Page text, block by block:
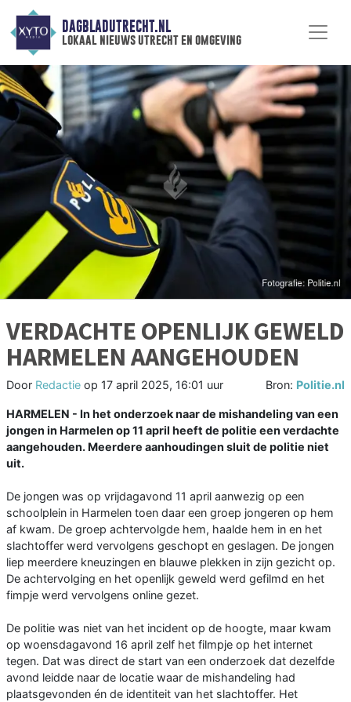
DAGBLADUTRECHT.NL
lokaal nieuws utrecht en omgeving
VERDACHTE OPENLIJK GEWELD
HARMELEN AANGEHOUDEN
Door Redactie op 17 april 2025, 16:01 uur Bron: Politie.nl
HARMELEN - In het onderzoek naar de mishandeling van een
jongen in Harmelen op 11 april heeft de politie een verdachte
aangehouden. Meerdere aanhoudingen sluit de politie niet
uit.
De jongen was op vrijdagavond 11 april aanwezig op een
schoolplein in Harmelen toen daar een groep jongeren op hem
af kwam. De groep achtervolgde hem, haalde hem in en het
slachtoffer werd vervolgens geschopt en geslagen. De jongen
liep meerdere kneuzingen en blauwe plekken in zijn gezicht op.
De achtervolging en het openlijk geweld werd gefilmd en het
fimpje werd vervolgens online gezet.
De politie was niet van het incident op de hoogte, maar kwam
op woensdagavond 16 april zelf het filmpje op het internet
tegen. Dat was direct de start van een onderzoek dat dezelfde
avond leidde naar de locatie waar de mishandeling had
plaatsgevonden én de identiteit van het slachtoffer. Het